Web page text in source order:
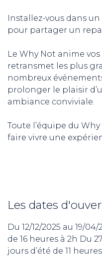
Installez-vous dans
pour partager un
Le Why Not anime
retransmet les plus
nombreux
prolonger le plaisir
ambiance conviviale.
Toute l’équipe du
faire vivre une
Les dates
Du 12/12/2025 au 19/
de 16 heures à 2h Du
jours d’été de 11